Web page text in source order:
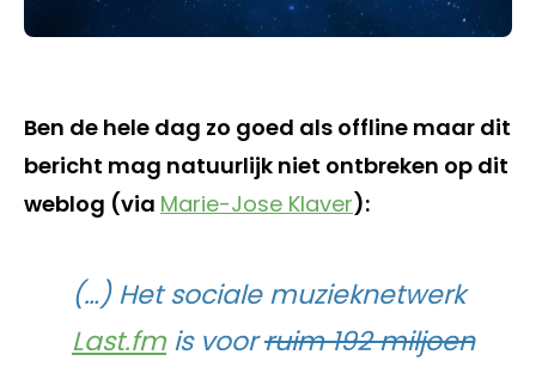
Ben de hele dag zo goed als offline maar dit
bericht mag natuurlijk niet ontbreken op dit
weblog (via Marie-Jose Klaver):
(…) Het sociale muzieknetwerk
Last.fm is voorruim 192 miljoen